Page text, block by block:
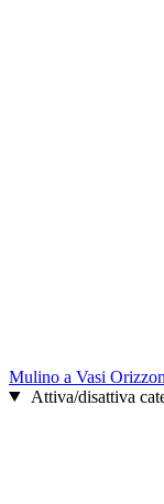
Mulino a Vasi
Attiva/disattiva